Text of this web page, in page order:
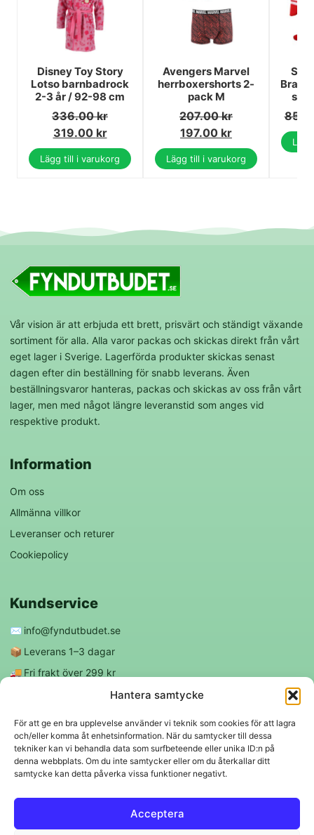
Hantera samtycke
För att ge en bra upplevelse använder vi teknik som cookies för att lagra
och/eller komma åt enhetsinformation. När du samtycker till dessa
tekniker kan vi behandla data som surfbeteende eller unika ID:n på
denna webbplats. Om du inte samtycker eller om du återkallar ditt
samtycke kan detta påverka vissa funktioner negativt.
Acceptera
Disney Toy Story
Lotso barnbadrock
2-3 år / 92-98 cm
336.00kr
319.00 kr
Lägg till i varukorg
Avengers Marvel
herrboxershorts 2-
pack M
207.00kr
197.00 kr
Lägg till i varukorg
Vår vision är att erbjuda ett brett, prisvärt och ständigt växande
sortiment för alla. Alla varor packas och skickas direkt från vårt
eget lager i Sverige. Lagerförda produkter skickas senast
dagen efter din beställning för snabb leverans. Även
beställningsvaror hanteras, packas och skickas av oss från vårt
lager, men med något längre leveranstid som anges vid
respektive produkt.
Information
Om oss
Allmänna villkor
Leveranser och returer
Cookiepolicy
Kundservice
✉️ info@fyndutbudet.se
📦 Leverans 1–3 dagar
🚚 Fri frakt över 299 kr
Följ oss
f ◎